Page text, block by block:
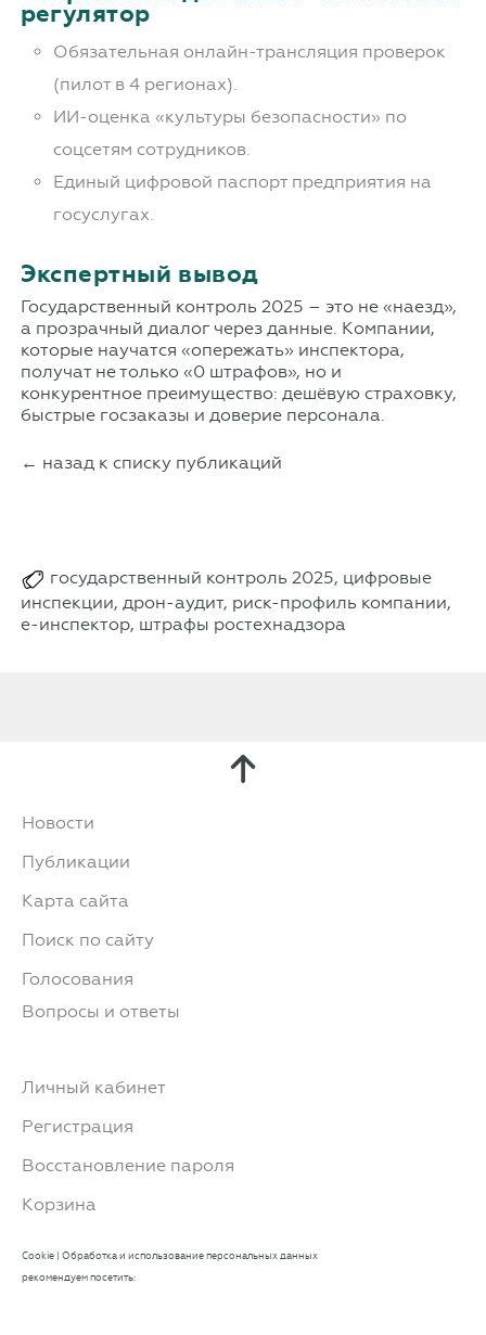
регулятор
Обязательная онлайн-трансляция проверок
(пилот в 4 регионах).
ИИ-оценка «культуры безопасности» по
соцсетям сотрудников.
Единый цифровой паспорт предприятия на
госуслугах.
Экспертный вывод
Государственный контроль 2025 – это не «наезд»,
а прозрачный диалог через данные. Компании,
которые научатся «опережать» инспектора,
получат не только «0 штрафов», но и
конкурентное преимущество: дешёвую страховку,
быстрые госзаказы и доверие персонала.
← назад к списку публикаций
государственный контроль 2025, цифровые
инспекции, дрон-аудит, риск-профиль компании,
е-инспектор, штрафы ростехнадзора
Новости
Публикации
Карта сайта
Поиск по сайту
Голосования
Вопросы и ответы
Личный кабинет
Регистрация
Восстановление пароля
Корзина
Cookie | Обработка и использование персональных данных
рекомендуем посетить: